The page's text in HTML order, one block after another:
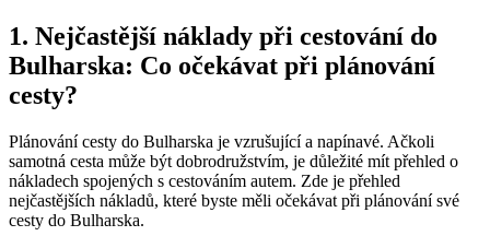
1. Nejčastější náklady při cestování do
Bulharska: Co očekávat při plánování
cesty?
Plánování cesty do Bulharska je vzrušující a napínavé. Ačkoli
samotná cesta může být dobrodružstvím, je důležité mít přehled o
nákladech spojených s cestováním autem. Zde je přehled
nejčastějších nákladů, které byste měli očekávat při plánování své
cesty do Bulharska.